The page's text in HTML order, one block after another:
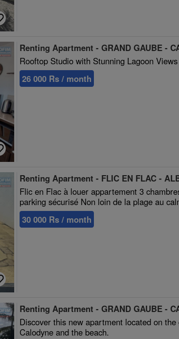
Renting Apartment - GRAND GAUBE -
Rooftop Studio with Stunning Lagoon
26 000 Rs / month
Renting Apartment - FLIC EN FLAC -
Flic en Flac à louer appartement 3
parking sécurisé Non loin de la plage au
30 000 Rs / month
Renting Apartment - GRAND GAUBE -
Discover this new apartment located on
Calodyne and the beach.